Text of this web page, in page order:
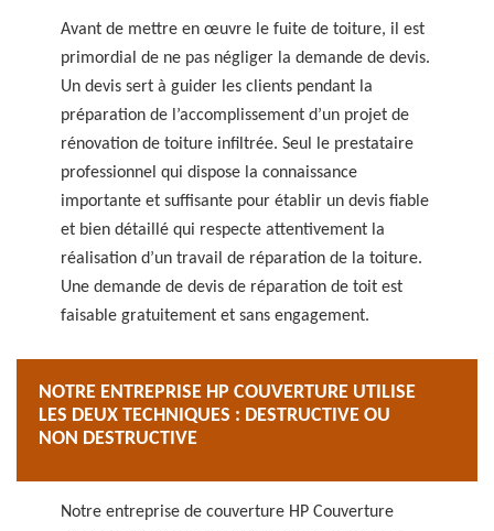
Avant de mettre en œuvre le fuite de toiture, il est
primordial de ne pas négliger la demande de devis.
Un devis sert à guider les clients pendant la
préparation de l’accomplissement d’un projet de
rénovation de toiture infiltrée. Seul le prestataire
professionnel qui dispose la connaissance
importante et suffisante pour établir un devis fiable
et bien détaillé qui respecte attentivement la
réalisation d’un travail de réparation de la toiture.
Une demande de devis de réparation de toit est
faisable gratuitement et sans engagement.
NOTRE ENTREPRISE HP COUVERTURE UTILISE
LES DEUX TECHNIQUES : DESTRUCTIVE OU
NON DESTRUCTIVE
Notre entreprise de couverture HP Couverture